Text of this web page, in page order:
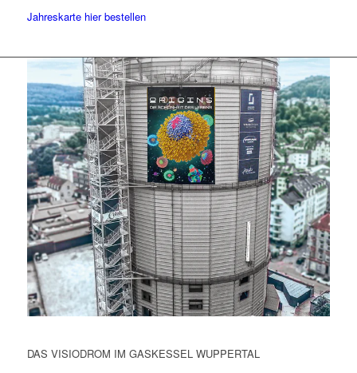
Jahreskarte hier bestellen
DAS VISIODROM IM GASKESSEL WUPPERTAL